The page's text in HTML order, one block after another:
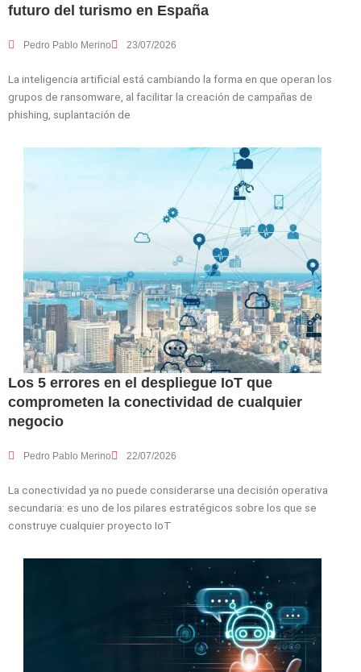
futuro del turismo en España
Pedro Pablo Merino 23/07/2026
La inteligencia artificial está cambiando la forma en que operan los
grupos de ransomware, al facilitar la creación de campañas de
phishing, suplantación de
Los 5 errores en el despliegue IoT que
comprometen la conectividad de cualquier
negocio
Pedro Pablo Merino 22/07/2026
La conectividad ya no puede considerarse una decisión operativa
secundaria: es uno de los pilares estratégicos sobre los que se
construye cualquier proyecto IoT